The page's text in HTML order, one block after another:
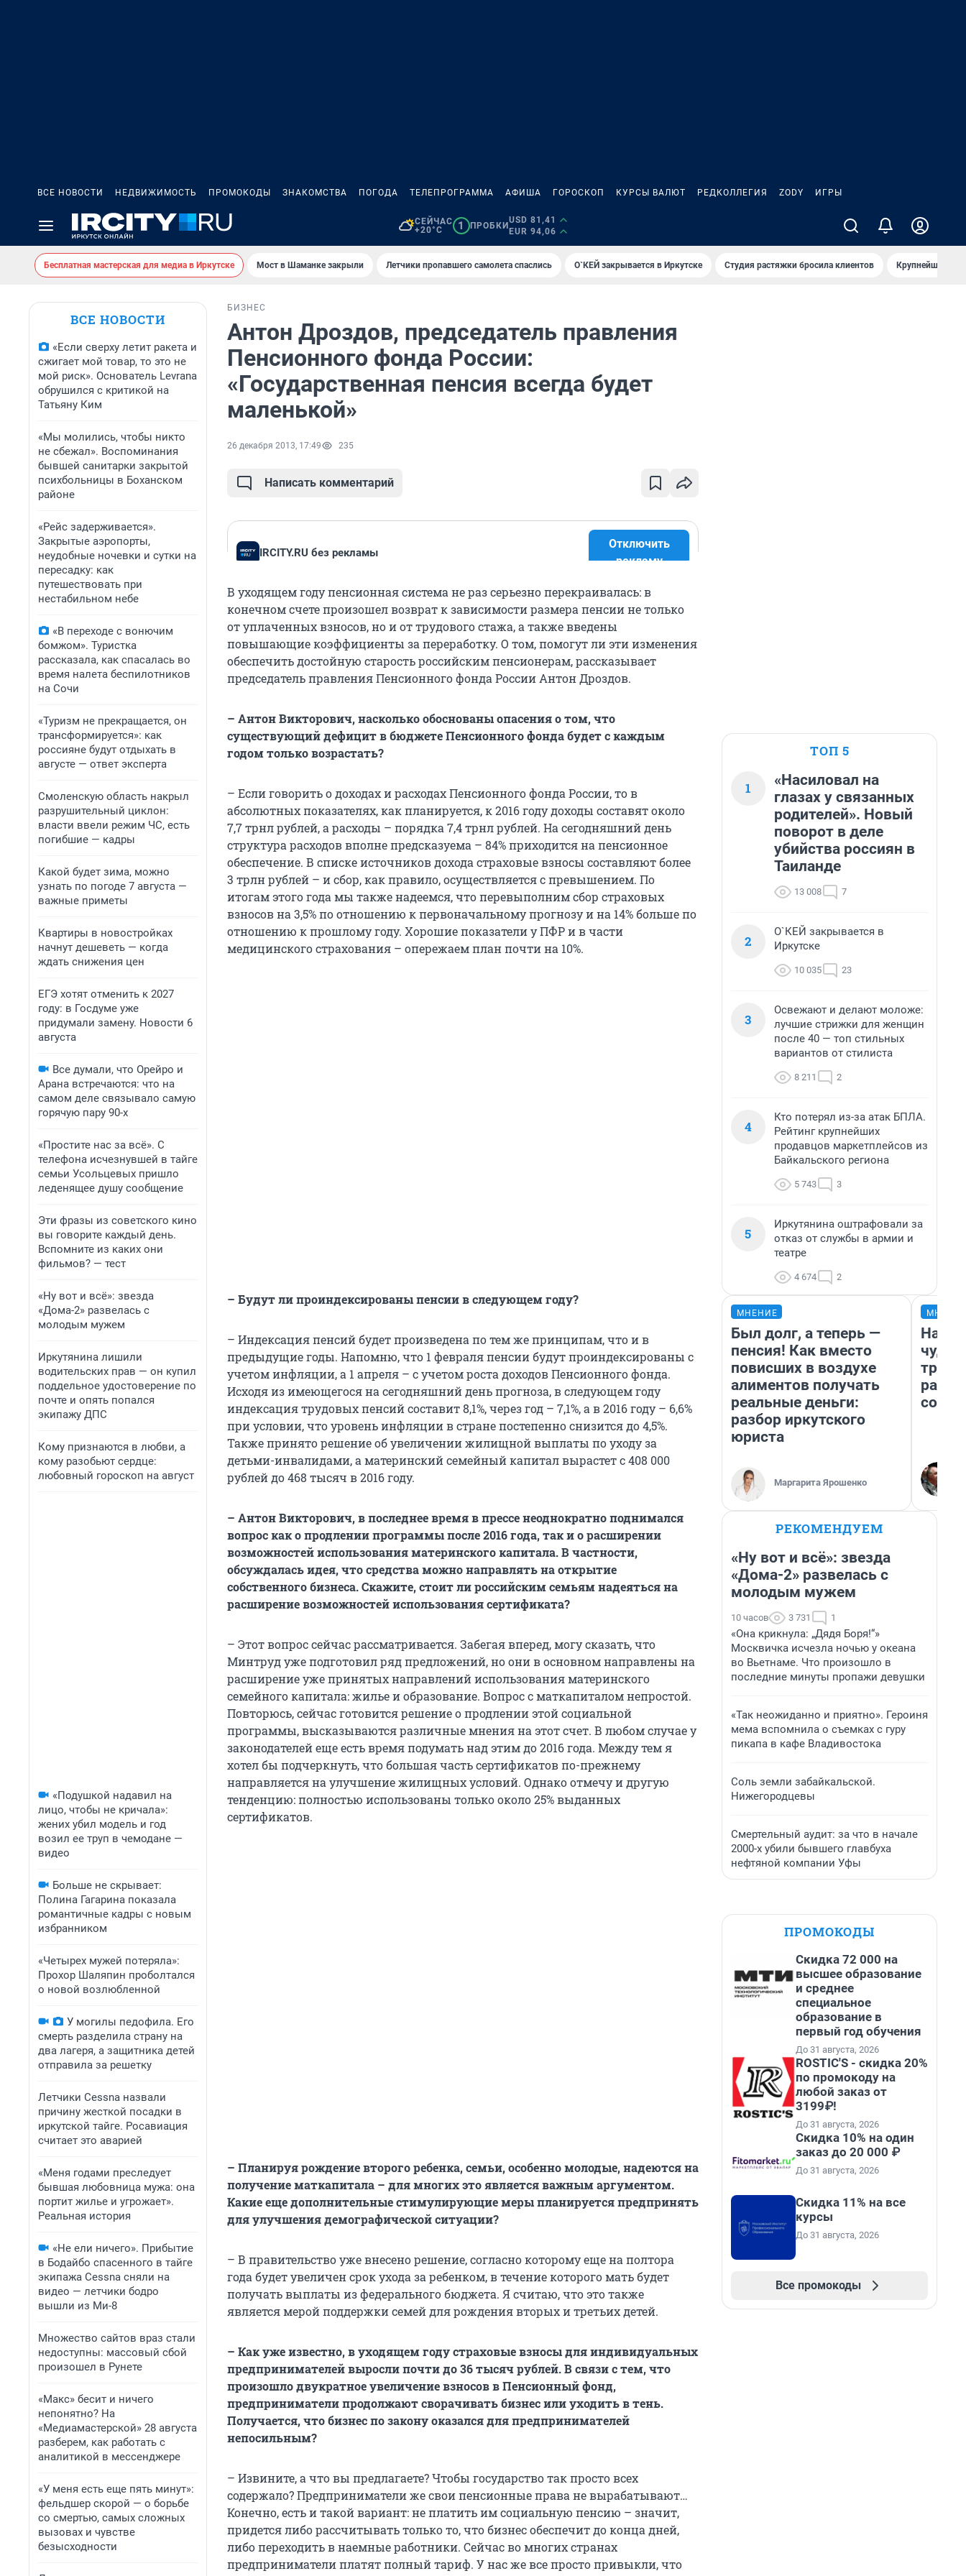
ВСЕ НОВОСТИ НЕДВИЖИМОСТЬ ПРОМОКОДЫ ЗНАКОМСТВА ПОГОДА ТЕЛЕПРОГРАММА АФИША ГОРОСКОП КУРСЫ ВАЛЮТ РЕДКОЛЛЕГИЯ ZODY ИГРЫ
СЕЙЧАС
+20°C
1 ПРОБКИ
USD 81,41
EUR 94,06
Бесплатная мастерская для медиа в Иркутске Мост в Шаманке закрыли Летчики пропавшего самолета спаслись О`КЕЙ закрывается в Иркутске Студия растяжки бросила клиентов Крупнейшие
ВСЕ НОВОСТИ
«Если сверху летит ракета и
сжигает мой товар, то это не
мой риск». Основатель Levrana
обрушился с критикой на
Татьяну Ким
«Мы молились, чтобы никто
не сбежал». Воспоминания
бывшей санитарки закрытой
психбольницы в Боханском
районе
«Рейс задерживается».
Закрытые аэропорты,
неудобные ночевки и сутки на
пересадку: как
путешествовать при
нестабильном небе
«В переходе с вонючим
бомжом». Туристка
рассказала, как спасалась во
время налета беспилотников
на Сочи
«Туризм не прекращается, он
трансформируется»: как
россияне будут отдыхать в
августе — ответ эксперта
Смоленскую область накрыл
разрушительный циклон:
власти ввели режим ЧС, есть
погибшие — кадры
Какой будет зима, можно
узнать по погоде 7 августа —
важные приметы
Квартиры в новостройках
начнут дешеветь — когда
ждать снижения цен
ЕГЭ хотят отменить к 2027
году: в Госдуме уже
придумали замену. Новости 6
августа
Все думали, что Орейро и
Арана встречаются: что на
самом деле связывало самую
горячую пару 90-х
«Простите нас за всё». С
телефона исчезнувшей в тайге
семьи Усольцевых пришло
леденящее душу сообщение
Эти фразы из советского кино
вы говорите каждый день.
Вспомните из каких они
фильмов? — тест
«Ну вот и всё»: звезда
«Дома-2» развелась с
молодым мужем
Иркутянина лишили
водительских прав — он купил
поддельное удостоверение по
почте и опять попался
экипажу ДПС
Кому признаются в любви, а
кому разобьют сердце:
любовный гороскоп на август
«Подушкой надавил на
лицо, чтобы не кричала»:
жених убил модель и год
возил ее труп в чемодане —
видео
Больше не скрывает:
Полина Гагарина показала
романтичные кадры с новым
избранником
«Четырех мужей потеряла»:
Прохор Шаляпин проболтался
о новой возлюбленной
У могилы педофила. Его
смерть разделила страну на
два лагеря, а защитника детей
отправила за решетку
Летчики Cessna назвали
причину жесткой посадки в
иркутской тайге. Росавиация
считает это аварией
«Меня годами преследует
бывшая любовница мужа: она
портит жилье и угрожает».
Реальная история
«Не ели ничего». Прибытие
в Бодайбо спасенного в тайге
экипажа Cessna сняли на
видео — летчики бодро
вышли из Ми-8
Множество сайтов враз стали
недоступны: массовый сбой
произошел в Рунете
«Макс» бесит и ничего
непонятно? На
«Медиамастерской» 28 августа
разберем, как работать с
аналитикой в мессенджере
«У меня есть еще пять минут»:
фельдшер скорой — о борьбе
со смертью, самых сложных
вызовах и чувстве
безысходности
БИЗНЕС
Антон Дроздов, председатель правления
Пенсионного фонда России:
«Государственная пенсия всегда будет
маленькой»
26 декабря 2013, 17:49 235
Написать комментарий
IRCITY.RU без рекламы
Отключить
рекламу
В уходящем году пенсионная система не раз серьезно перекраивалась: в
конечном счете произошел возврат к зависимости размера пенсии не только
от уплаченных взносов, но и от трудового стажа, а также введены
повышающие коэффициенты за переработку. О том, помогут ли эти изменения
обеспечить достойную старость российским пенсионерам, рассказывает
председатель правления Пенсионного фонда России Антон Дроздов.
– Антон Викторович, насколько обоснованы опасения о том, что
существующий дефицит в бюджете Пенсионного фонда будет с каждым
годом только возрастать?
– Если говорить о доходах и расходах Пенсионного фонда России, то в
абсолютных показателях, как планируется, к 2016 году доходы составят около
7,7 трнл рублей, а расходы – порядка 7,4 трнл рублей. На сегодняшний день
структура расходов вполне предсказуема – 84% приходится на пенсионное
обеспечение. В списке источников дохода страховые взносы составляют более
3 трлн рублей – и сбор, как правило, осуществляется с превышением. По
итогам этого года мы также надеемся, что перевыполним сбор страховых
взносов на 3,5% по отношению к первоначальному прогнозу и на 14% больше по
отношению к прошлому году. Хорошие показатели у ПФР и в части
медицинского страхования – опережаем план почти на 10%.
– Будут ли проиндексированы пенсии в следующем году?
– Индексация пенсий будет произведена по тем же принципам, что и в
предыдущие годы. Напомню, что 1 февраля пенсии будут проиндексированы с
учетом инфляции, а 1 апреля – с учетом роста доходов Пенсионного фонда.
Исходя из имеющегося на сегодняшний день прогноза, в следующем году
индексация трудовых пенсий составит 8,1%, через год – 7,1%, а в 2016 году – 6,6%
при условии, что уровень инфляции в стране постепенно снизится до 4,5%.
Также принято решение об увеличении жилищной выплаты по уходу за
детьми-инвалидами, а материнский семейный капитал вырастет с 408 000
рублей до 468 тысяч в 2016 году.
– Антон Викторович, в последнее время в прессе неоднократно поднимался
вопрос как о продлении программы после 2016 года, так и о расширении
возможностей использования материнского капитала. В частности,
обсуждалась идея, что средства можно направлять на открытие
собственного бизнеса. Скажите, стоит ли российским семьям надеяться на
расширение возможностей использования сертификата?
– Этот вопрос сейчас рассматривается. Забегая вперед, могу сказать, что
Минтруд уже подготовил ряд предложений, но они в основном направлены на
расширение уже принятых направлений использования материнского
семейного капитала: жилье и образование. Вопрос с маткапиталом непростой.
Повторюсь, сейчас готовится решение о продлении этой социальной
программы, высказываются различные мнения на этот счет. В любом случае у
законодателей еще есть время подумать над этим до 2016 года. Между тем я
хотел бы подчеркнуть, что большая часть сертификатов по-прежнему
направляется на улучшение жилищных условий. Однако отмечу и другую
тенденцию: полностью использованы только около 25% выданных
сертификатов.
– Планируя рождение второго ребенка, семьи, особенно молодые, надеются на
получение маткапитала – для многих это является важным аргументом.
Какие еще дополнительные стимулирующие меры планируется предпринять
для улучшения демографической ситуации?
– В правительство уже внесено решение, согласно которому еще на полтора
года будет увеличен срок ухода за ребенком, в течение которого мать будет
получать выплаты из федерального бюджета. Я считаю, что это также
является мерой поддержки семей для рождения вторых и третьих детей.
– Как уже известно, в уходящем году страховые взносы для индивидуальных
предпринимателей выросли почти до 36 тысяч рублей. В связи с тем, что
произошло двукратное увеличение взносов в Пенсионный фонд,
предприниматели продолжают сворачивать бизнес или уходить в тень.
Получается, что бизнес по закону оказался для предпринимателей
непосильным?
– Извините, а что вы предлагаете? Чтобы государство так просто всех
содержало? Предприниматели же свои пенсионные права не вырабатывают…
Конечно, есть и такой вариант: не платить им социальную пенсию – значит,
придется либо рассчитывать только то, что бизнес обеспечит до конца дней,
либо переходить в наемные работники. Сейчас во многих странах
предприниматели платят полный тариф. У нас же все просто привыкли, что
ТОП 5
1
«Насиловал на
глазах у связанных
родителей». Новый
поворот в деле
убийства россиян в
Таиланде
13 008 7
2
О`КЕЙ закрывается в
Иркутске
10 035 23
3
Освежают и делают моложе:
лучшие стрижки для женщин
после 40 — топ стильных
вариантов от стилиста
8 211 2
4
Кто потерял из-за атак БПЛА.
Рейтинг крупнейших
продавцов маркетплейсов из
Байкальского региона
5 743 3
5
Иркутянина оштрафовали за
отказ от службы в армии и
театре
4 674 2
МНЕНИЕ
Был долг, а теперь —
пенсия! Как вместо
повисших в воздухе
алиментов получать
реальные деньги:
разбор иркутского
юриста
Маргарита Ярошенко
РЕКОМЕНДУЕМ
«Ну вот и всё»: звезда
«Дома-2» развелась с
молодым мужем
10 часов 3 731 1
«Она крикнула: „Дядя Боря!“»
Москвичка исчезла ночью у океана
во Вьетнаме. Что произошло в
последние минуты пропажи девушки
«Так неожиданно и приятно». Героиня
мема вспомнила о съемках с гуру
пикапа в кафе Владивостока
Соль земли забайкальской.
Нижегородцевы
Смертельный аудит: за что в начале
2000-х убили бывшего главбуха
нефтяной компании Уфы
ПРОМОКОДЫ
Скидка 72 000 на
высшее образование
и среднее
специальное
образование в
первый год обучения
До 31 августа, 2026
ROSTIC'S - скидка 20%
по промокоду на
любой заказ от
3199₽!
До 31 августа, 2026
Скидка 10% на один
заказ до 20 000 ₽
До 31 августа, 2026
Скидка 11% на все
курсы
До 31 августа, 2026
Все промокоды